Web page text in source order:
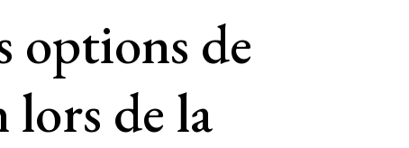
options de
de la